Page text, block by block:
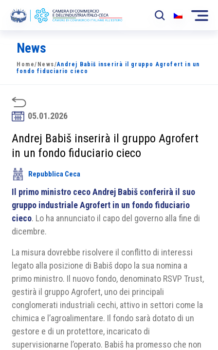
La Camera
News
Sviluppo Mercato
Soci
Partner
Progetti
Area riservata
News
Home/ News/Andrej Babiš inserirà il gruppo Agrofert in un
fondo fiduciario cieco
05.01.2026
Andrej Babiš inserirà il gruppo Agrofert
in un fondo fiduciario cieco
Repubblica Ceca
Il primo ministro ceco Andrej Babiš conferirà il suo
gruppo industriale Agrofert in un fondo fiduciario
cieco. Lo ha annunciato il capo del governo alla fine di
dicembre.
La misura dovrebbe risolvere il conflitto di interessi
legato alla posizione di Babiš dopo la sua nomina a
primo ministro. Il nuovo fondo, denominato RSVP Trust,
gestirà il gruppo Agrofert, uno dei principali
conglomerati industriali cechi, attivo in settori come la
chimica e l’agroalimentare. Il fondo sarà dotato di un
gestore e di un protettore, incaricato di
supervisionarne l’operato. Babiš ha promesso che non